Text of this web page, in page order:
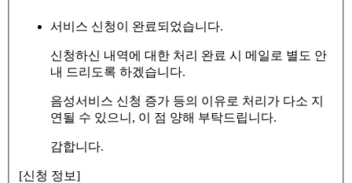
서비스 신청이 완료되었습니다.
신청하신 내역에 대한 처리 완료 시 메일로 별도 안
내 드리도록 하겠습니다.
음성서비스 신청 증가 등의 이유로 처리가 다소 지
연될 수 있으니, 이 점 양해 부탁드립니다.
감합니다.
[신청 정보]